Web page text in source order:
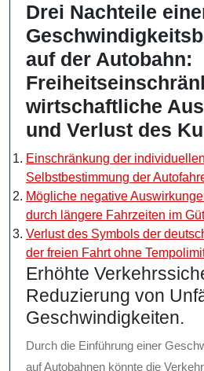
Drei Nachteile
auf der Autobahn:
wirtschaftliche
und Verlust des
Einschränkung der
Selbstbestimmung der
Mögliche negative
durch längere Fahrzeiten im
Verlust des Symbols der
der freien Fahrt ohne
Erhöhte
Reduzierung von
Geschwindigkeiten.
Durch die Einführung einer
auf Autobahnen könnte die